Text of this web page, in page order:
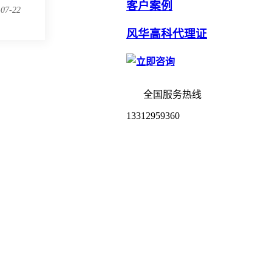
22 客户案例
风华高科代理证
全国服务热线
13312959360